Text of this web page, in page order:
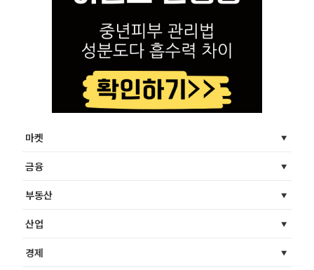
마켓
금융
부동산
산업
경제